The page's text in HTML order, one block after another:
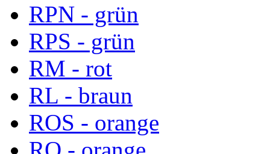
RPN - grün
RPS - grün
RM - rot
RL - braun
ROS - orange